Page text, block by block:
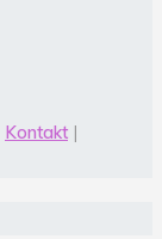
Kontakt |